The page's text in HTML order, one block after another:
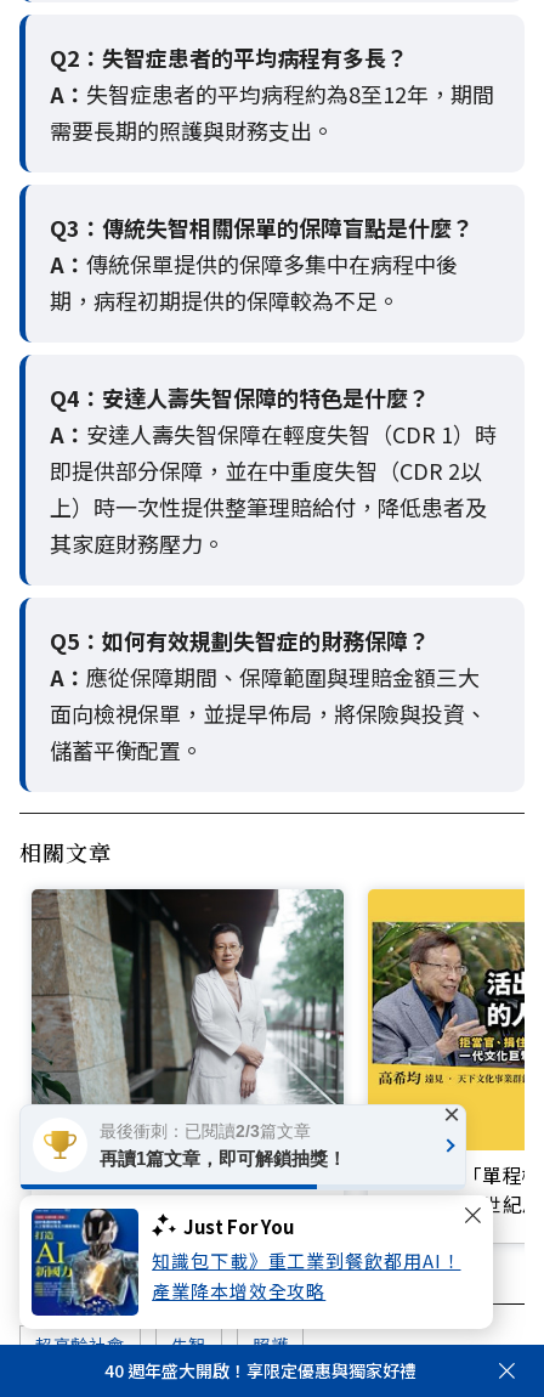
Just For You
知識包下載》重工業到餐飲都用AI！
產業降本增效全攻略
Q2： 失智症患者的平均病程有多長？
A： 失智症患者的平均病程約為8至12年，期間
需要長期的照護與財務支出。
Q3： 傳統失智相關保單的保障盲點是什麼？
A： 傳統保單提供的保障多集中在病程中後
期，病程初期提供的保障較為不足。
Q4： 安達人壽失智保障的特色是什麼？
A： 安達人壽失智保障在輕度失智（CDR 1）時
即提供部分保障，並在中重度失智（CDR 2以
上）時一次性提供整筆理賠給付，降低患者及
其家庭財務壓力。
Q5： 如何有效規劃失智症的財務保障？
A： 應從保障期間、保障範圍與理賠金額三大
面向檢視保單，並提早佈局，將保險與投資、
儲蓄平衡配置。
相關文章
爸媽老了還是病了？失智症前兆
別輕忽！神內專科醫師王培寧呼
籲把握大腦黃金期
買不起的「單程
響台灣近半世紀
超高齡社會 失智
照護
40 週年盛大開啟！享限定優惠與獨家好禮
最後衝刺：已閱讀2/3篇文章
再讀1篇文章，即可解鎖抽獎！
×